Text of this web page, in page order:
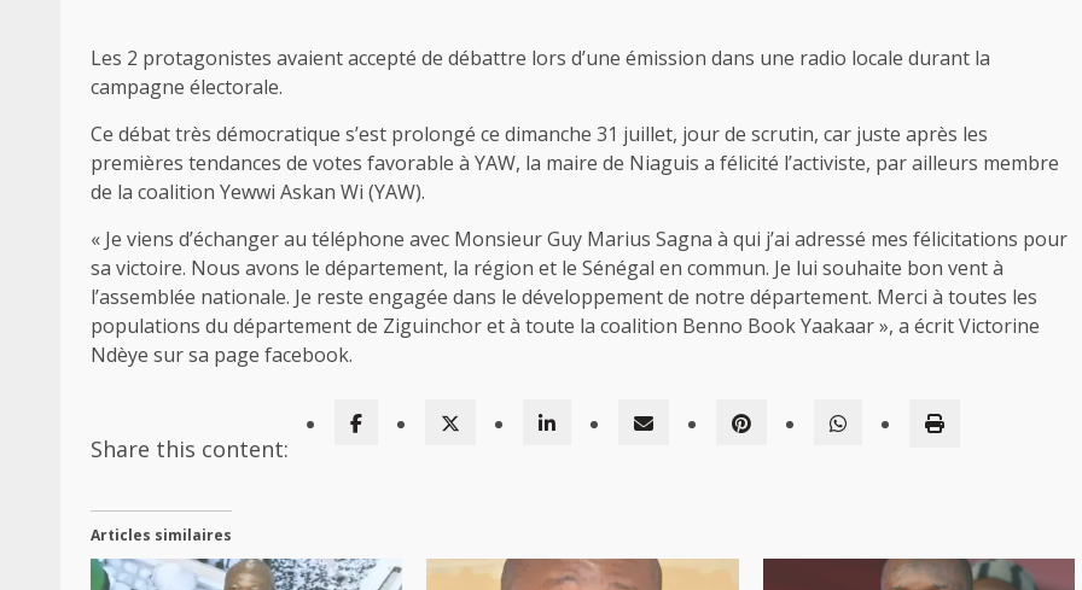
Les 2 protagonistes avaient accepté de débattre lors d’une émission dans une radio locale durant la
campagne électorale.
Ce débat très démocratique s’est prolongé ce dimanche 31 juillet, jour de scrutin, car juste après les
premières tendances de votes favorable à YAW, la maire de Niaguis a félicité l’activiste, par ailleurs membre
de la coalition Yewwi Askan Wi (YAW).
« Je viens d’échanger au téléphone avec Monsieur Guy Marius Sagna à qui j’ai adressé mes félicitations pour
sa victoire. Nous avons le département, la région et le Sénégal en commun. Je lui souhaite bon vent à
l’assemblée nationale. Je reste engagée dans le développement de notre département. Merci à toutes les
populations du département de Ziguinchor et à toute la coalition Benno Book Yaakaar », a écrit Victorine
Ndèye sur sa page facebook.
Share this content:
Articles similaires